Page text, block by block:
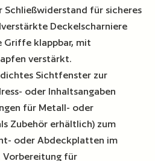
Schließwiderstand für sicheres
Deckelscharniere
Griffe klappbar, mit
verstärkt.
Sichtfenster zur
oder Inhaltsangaben
für Metall- oder
Zubehör erhältlich) zum
oder Abdeckplatten im
Vorbereitung für